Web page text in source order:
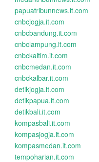
papuatribunnews.it.com
cnbcjogja.it.com
cnbcbandung.it.com
cnbclampung.it.com
cnbckaltim.it.com
cnbcmedan.it.com
cnbckalbar.it.com
detikjogja.it.com
detikpapua.it.com
detikbali.it.com
kompasbali.it.com
kompasjogja.it.com
kompasmedan.it.com
tempoharian.it.com